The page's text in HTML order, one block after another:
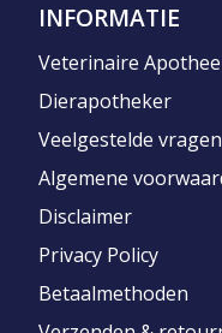
INFORMATIE
Veterinaire
Dierapotheker
Veelgestelde vragen
Algemene
Disclaimer
Privacy Policy
Betaalmethoden